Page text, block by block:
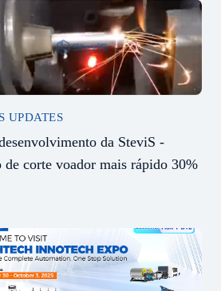
UPDATES
da SteviS -
de corte voador mais rápido 30%